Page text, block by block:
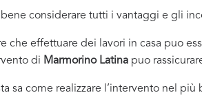
considerare tutti i vantaggi e gli
che effettuare dei lavori in casa puo
di Marmorino Latina puo
sa come realizzare l’intervento nel